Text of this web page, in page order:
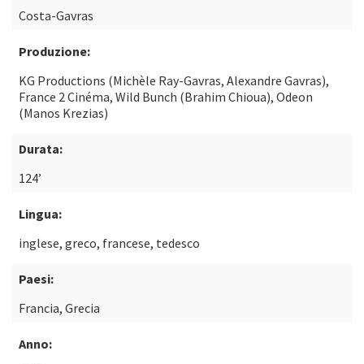
Costa-Gavras
Produzione:
KG Productions (Michèle Ray-Gavras, Alexandre Gavras),
France 2 Cinéma, Wild Bunch (Brahim Chioua), Odeon
(Manos Krezias)
Durata:
124’
Lingua:
inglese, greco, francese, tedesco
Paesi:
Francia, Grecia
Anno: